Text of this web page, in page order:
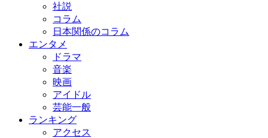
社説
コラム
日本関係のコラム
エンタメ
ドラマ
音楽
映画
アイドル
芸能一般
ランキング
アクセス